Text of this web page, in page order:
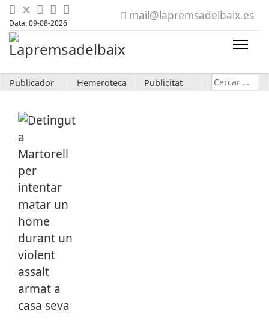
Data: 09-08-2026
mail@lapremsadelbaix.es
Publicador Hemeroteca Publicitat Cerca